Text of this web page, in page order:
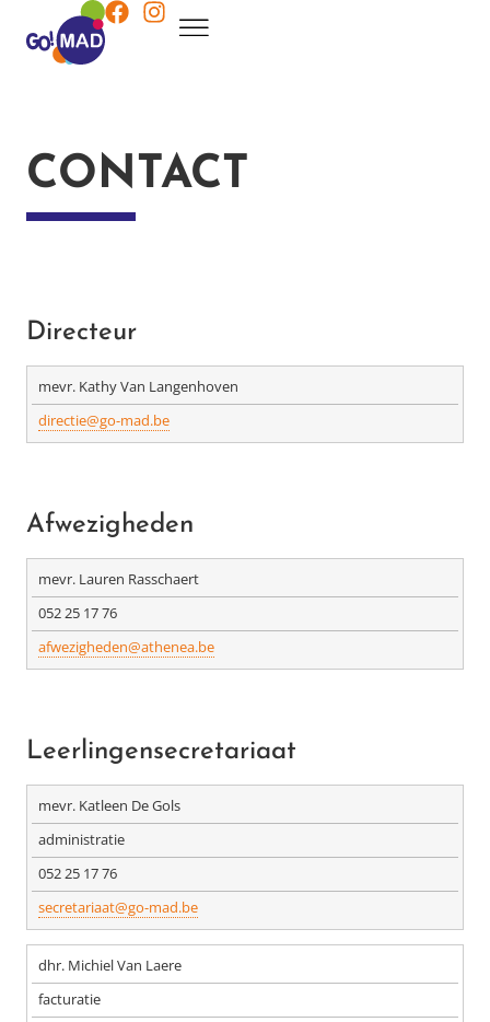
CONTACT
Directeur
mevr. Kathy Van Langenhoven
directie@go-mad.be
Afwezigheden
mevr. Lauren Rasschaert
052 25 17 76
afwezigheden@athenea.be
Leerlingensecretariaat
mevr. Katleen De Gols
administratie
052 25 17 76
secretariaat@go-mad.be
dhr. Michiel Van Laere
facturatie